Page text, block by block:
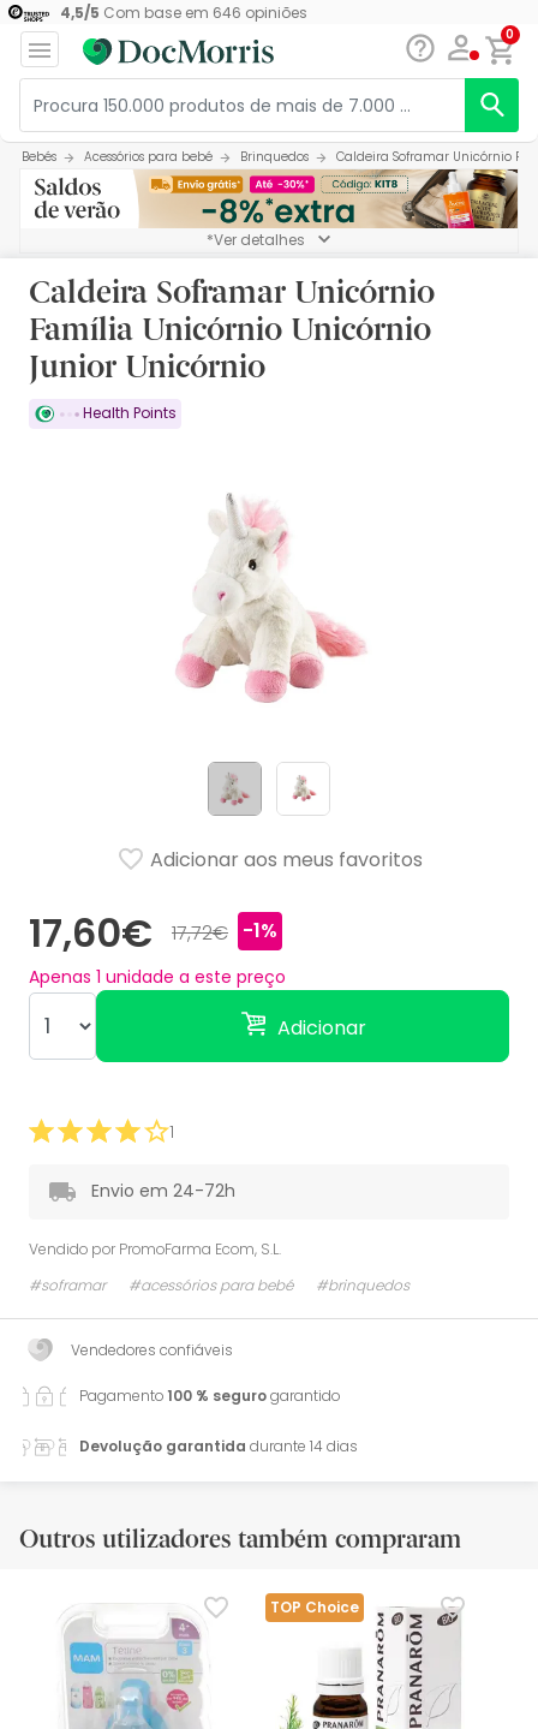
4,5/5 Com base em 646 opiniões
0
Bebés Acessórios para bebé Brinquedos Caldeira Soframar Unicórnio
*Ver detalhes
Caldeira Soframar Unicórnio
Família Unicórnio Unicórnio
Junior Unicórnio
Health Points
17,60€ 17,72€ -1%
Apenas 1 unidade a este preço
Adicionar
Adicionar aos meus favoritos
1
Envio em 24-72h
Vendido por PromoFarma Ecom, S.L.
#soframar
#acessórios para bebé #brinquedos
Vendedores confiáveis
Pagamento100 % segurogarantido
Devolução garantida durante 14 dias
Outros utilizadores também compraram
TOP Choice